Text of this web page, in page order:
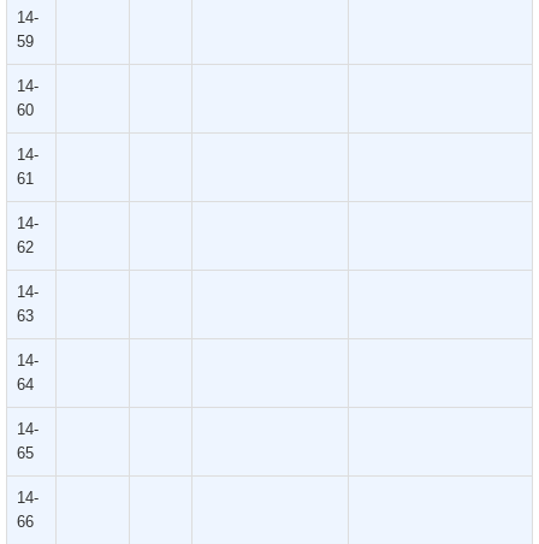
14-
59
14-
60
14-
61
14-
62
14-
63
14-
64
14-
65
14-
66